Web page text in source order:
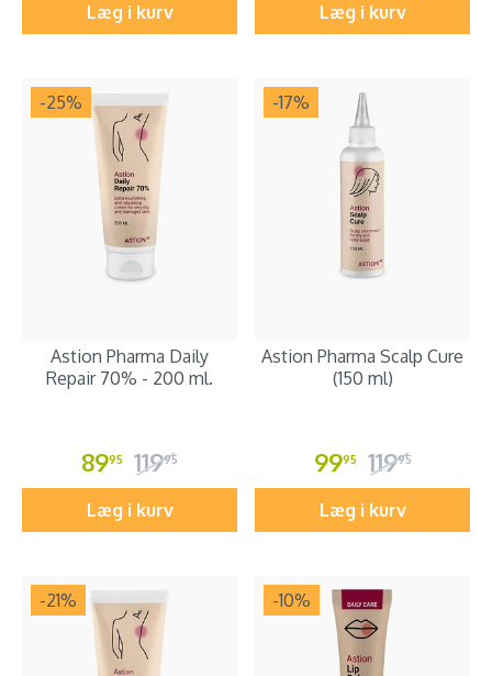
Læg i kurv Læg i kurv
-25%
Astion Pharma Daily
Repair 70% - 200 ml.
8995 11995
Læg i kurv
-17%
Astion Pharma Scalp Cure
(150 ml)
9995 11995
Læg i kurv
-21% -10%